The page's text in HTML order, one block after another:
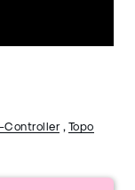
Controller, Topo